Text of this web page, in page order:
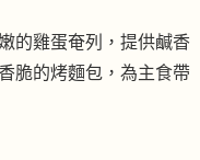
的雞蛋奄列，提供鹹香
脆的烤麵包，為主食帶